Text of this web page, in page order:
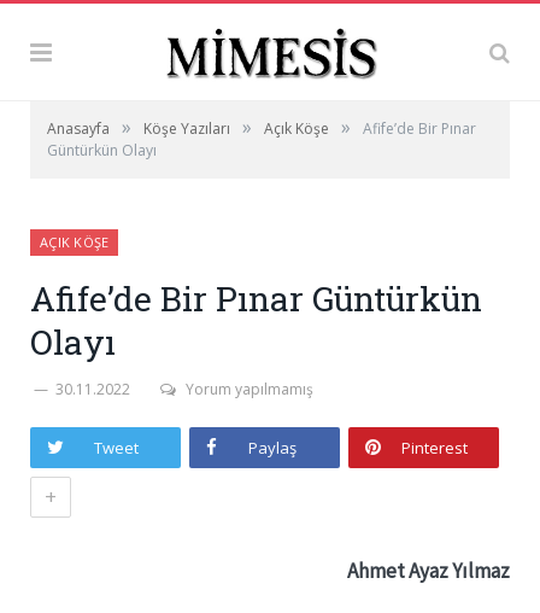
Anasayfa » Köşe Yazıları » Açık Köşe »
Afife’de Bir Pınar
Güntürkün Olayı
AÇIK KÖŞE
Afife’de Bir Pınar Güntürkün
Olayı
30.11.2022 Yorum yapılmamış
Tweet Paylaş Pinterest
+
Ahmet Ayaz Yılmaz